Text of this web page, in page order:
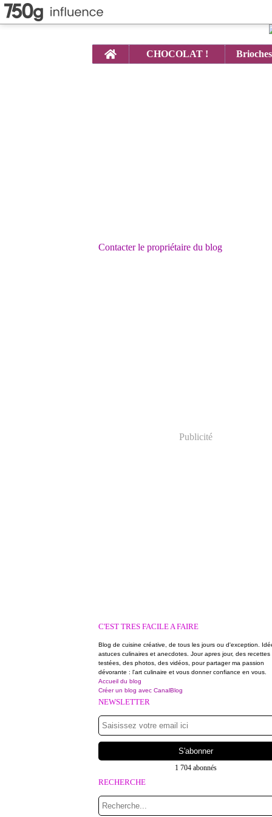
Home CHOCOLAT !
Contacter le propriétaire du blog
Publicité
C'EST TRES FACILE A FAIRE
Blog de cuisine créative, de tous les jours ou d'exception.
astuces culinaires et anecdotes. Jour apres jour, des recettes
testées, des photos, des vidéos, pour partager ma passion
dévorante : l'art culinaire et vous donner confiance en vous.
Accueil du blog
Créer un blog avec CanalBlog
NEWSLETTER
1 704 abonnés
RECHERCHE